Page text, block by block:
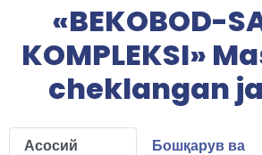
«BEKOBOD-
KOMPLEKSI»
cheklangan
Асосий
Бошқарув ва